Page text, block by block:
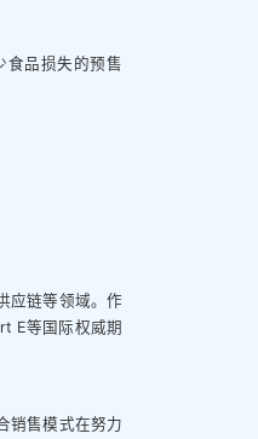
品损失的预售
应链等领域。作
E等国际权威期
销售模式在努力